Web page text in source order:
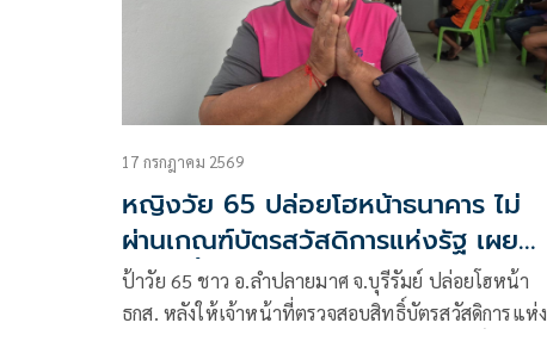
17 กรกฎาคม 2569
หญิงวัย 65 ปล่อยโฮหน้าธนาคาร ไม่
ผ่านเกณฑ์บัตรสวัสดิการแห่งรัฐ เผย
เสียใจทั้งที่ยากจน ไม่มีรถ มีแค่ที่ดินพอ
อยู่อาศัย
ป้าวัย 65 ชาว อ.ลำปลายมาศ จ.บุรีรัมย์ ปล่อยโฮหน้า
ธกส. หลังให้เจ้าหน้าที่ตรวจสอบสิทธิ์บัตรสวัสดิการแห่ง